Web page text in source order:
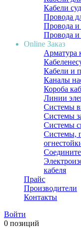
Кабели
Провода
Провода и
Провода и
Online Заказ
Арматура
Кабели и
Каналы
Короба
Линии
Системы
Системы
Системы
Системы,
кабеля
Прайс
Производители
Контакты
Войти
0 позиций